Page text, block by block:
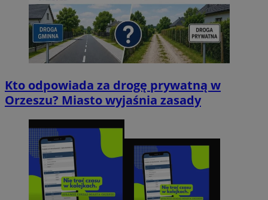
Kto odpowiada za drogę prywatną w
Orzeszu? Miasto wyjaśnia zasady